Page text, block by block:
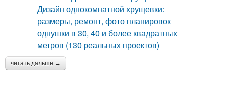
читать дальше →